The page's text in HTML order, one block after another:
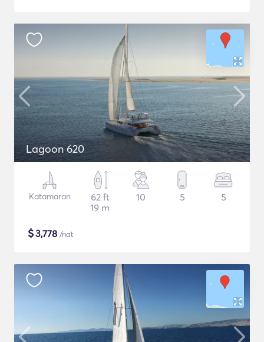
Lagoon 620
Katamaran
62 ft
19 m
10 5 5
$3,778 /nat